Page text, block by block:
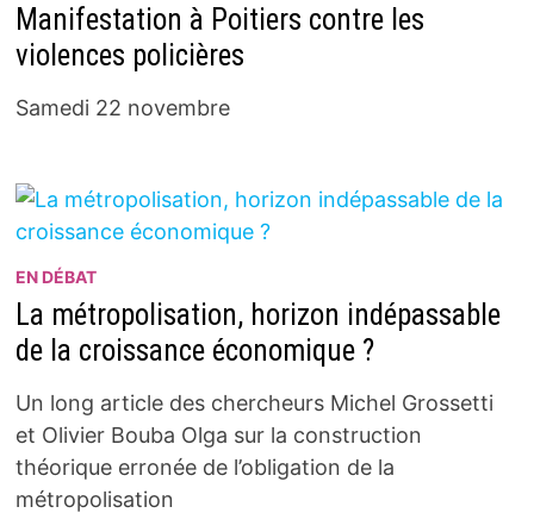
Manifestation à Poitiers contre les
violences policières
Samedi 22 novembre
EN DÉBAT
La métropolisation, horizon indépassable
de la croissance économique ?
Un long article des chercheurs Michel Grossetti
et Olivier Bouba Olga sur la construction
théorique erronée de l’obligation de la
métropolisation